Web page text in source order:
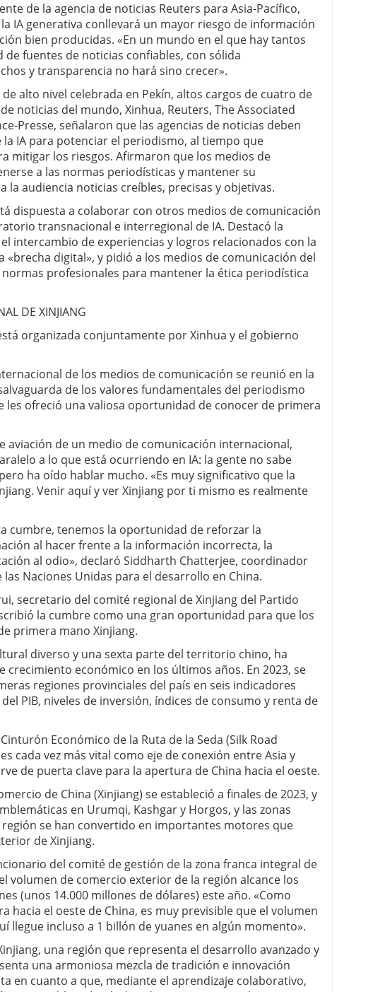
de la agencia de noticias Reuters para Asia-Pacífico,
IA generativa conllevará un mayor riesgo de información
bien producidas. «En un mundo en el que hay tantos
de fuentes de noticias confiables, con sólida
y transparencia no hará sino crecer».
alto nivel celebrada en Pekín, altos cargos de cuatro de
noticias del mundo, Xinhua, Reuters, The Associated
Presse, señalaron que las agencias de noticias deben
IA para potenciar el periodismo, al tiempo que
mitigar los riesgos. Afirmaron que los medios de
a las normas periodísticas y mantener su
la audiencia noticias creíbles, precisas y objetivas.
dispuesta a colaborar con otros medios de comunicación
transnacional e interregional de IA. Destacó la
intercambio de experiencias y logros relacionados con la
«brecha digital», y pidió a los medios de comunicación del
profesionales para mantener la ética periodística
DE XINJIANG
organizada conjuntamente por Xinhua y el gobierno
de los medios de comunicación se reunió en la
de los valores fundamentales del periodismo
les ofreció una valiosa oportunidad de conocer de primera
aviación de un medio de comunicación internacional,
a lo que está ocurriendo en IA: la gente no sabe
ha oído hablar mucho. «Es muy significativo que la
Venir aquí y ver Xinjiang por ti mismo es realmente
cumbre, tenemos la oportunidad de reforzar la
al hacer frente a la información incorrecta, la
al odio», declaró Siddharth Chatterjee, coordinador
Naciones Unidas para el desarrollo en China.
secretario del comité regional de Xinjiang del Partido
la cumbre como una gran oportunidad para que los
primera mano Xinjiang.
diverso y una sexta parte del territorio chino, ha
crecimiento económico en los últimos años. En 2023, se
regiones provinciales del país en seis indicadores
PIB, niveles de inversión, índices de consumo y renta de
Económico de la Ruta de la Seda (Silk Road
cada vez más vital como eje de conexión entre Asia y
de puerta clave para la apertura de China hacia el oeste.
de China (Xinjiang) se estableció a finales de 2023, y
en Urumqi, Kashgar y Horgos, y las zonas
se han convertido en importantes motores que
de Xinjiang.
del comité de gestión de la zona franca integral de
volumen de comercio exterior de la región alcance los
(unos 14.000 millones de dólares) este año. «Como
hacia el oeste de China, es muy previsible que el volumen
llegue incluso a 1 billón de yuanes en algún momento».
una región que representa el desarrollo avanzado y
una armoniosa mezcla de tradición e innovación
en cuanto a que, mediante el aprendizaje colaborativo,